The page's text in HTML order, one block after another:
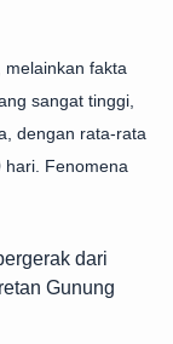
melainkan fakta
sangat tinggi,
dengan rata-rata
hari. Fenomena
dari
Gunung